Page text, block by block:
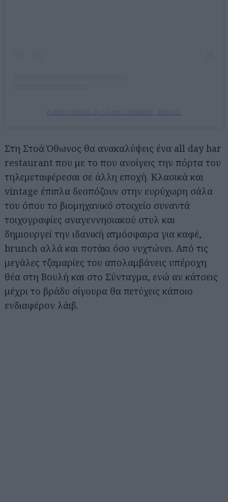
Στη Στοά Όθωνος θα ανακαλύψεις ένα all day bar
restaurant που με το που ανοίγεις την πόρτα του
τηλεμεταφέρεσαι σε άλλη εποχή. Κλασικά και
vintage έπιπλα δεσπόζουν στην ευρύχωρη σάλα
του όπου το βιομηχανικό στοιχείο συναντά
τοιχογραφίες αναγεννησιακού στυλ και
δημιουργεί την ιδανική ατμόσφαιρα για καφέ,
brunch αλλά και ποτάκι όσο νυχτώνει. Από τις
μεγάλες τζαμαρίες του απολαμβάνεις υπέροχη
θέα στη Βουλή και στο Σύνταγμα, ενώ αν κάτσεις
μέχρι το βράδυ σίγουρα θα πετύχεις κάποιο
ενδιαφέρον λάιβ.